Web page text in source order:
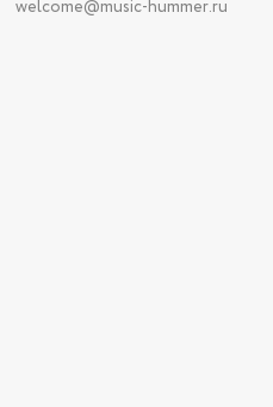
welcome@music-hummer.ru